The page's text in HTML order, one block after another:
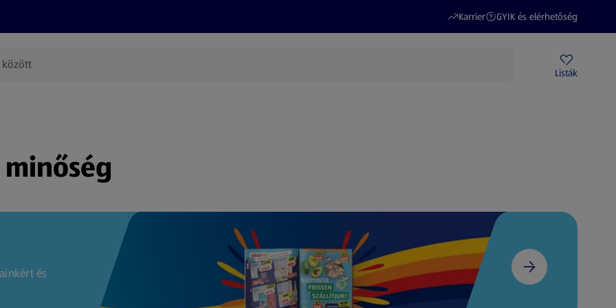
Karrier
(új oldalon nyílik meg)
GYIK és elérhetőség
(új oldalon nyílik meg)
Listák
és